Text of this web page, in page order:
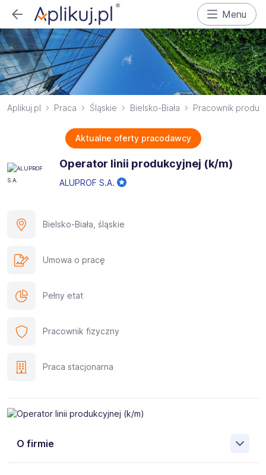
Menu
Aplikuj.pl Praca Śląskie Bielsko-Biała Pracownik
Aktualne oferty pracodawcy
Operator linii produkcyjnej (k/m)
ALUPROF S.A.
Bielsko-Biała, śląskie
Umowa o pracę
Pełny etat
Pracownik fizyczny
Praca stacjonarna
O firmie